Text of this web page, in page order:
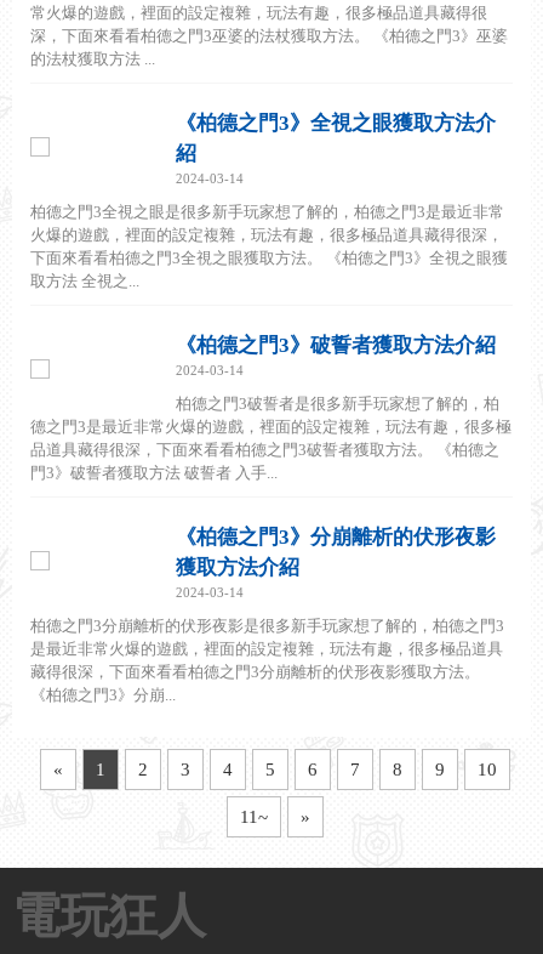
常火爆的遊戲，裡面的設定複雜，玩法有趣，很多極品道具藏得很
深，下面來看看柏德之門3巫婆的法杖獲取方法。 《柏德之門3》巫婆
的法杖獲取方法 ...
《柏德之門3》全視之眼獲取方法介
紹
2024-03-14
柏德之門3全視之眼是很多新手玩家想了解的，柏德之門3是最近非常
火爆的遊戲，裡面的設定複雜，玩法有趣，很多極品道具藏得很深，
下面來看看柏德之門3全視之眼獲取方法。 《柏德之門3》全視之眼獲
取方法 全視之...
《柏德之門3》破誓者獲取方法介紹
2024-03-14
柏德之門3破誓者是很多新手玩家想了解的，柏
德之門3是最近非常火爆的遊戲，裡面的設定複雜，玩法有趣，很多極
品道具藏得很深，下面來看看柏德之門3破誓者獲取方法。 《柏德之
門3》破誓者獲取方法 破誓者 入手...
《柏德之門3》分崩離析的伏形夜影
獲取方法介紹
2024-03-14
柏德之門3分崩離析的伏形夜影是很多新手玩家想了解的，柏德之門3
是最近非常火爆的遊戲，裡面的設定複雜，玩法有趣，很多極品道具
藏得很深，下面來看看柏德之門3分崩離析的伏形夜影獲取方法。
《柏德之門3》分崩...
« 1 2 3 4 5 6 7 8 9 10
11~ »
電玩狂人